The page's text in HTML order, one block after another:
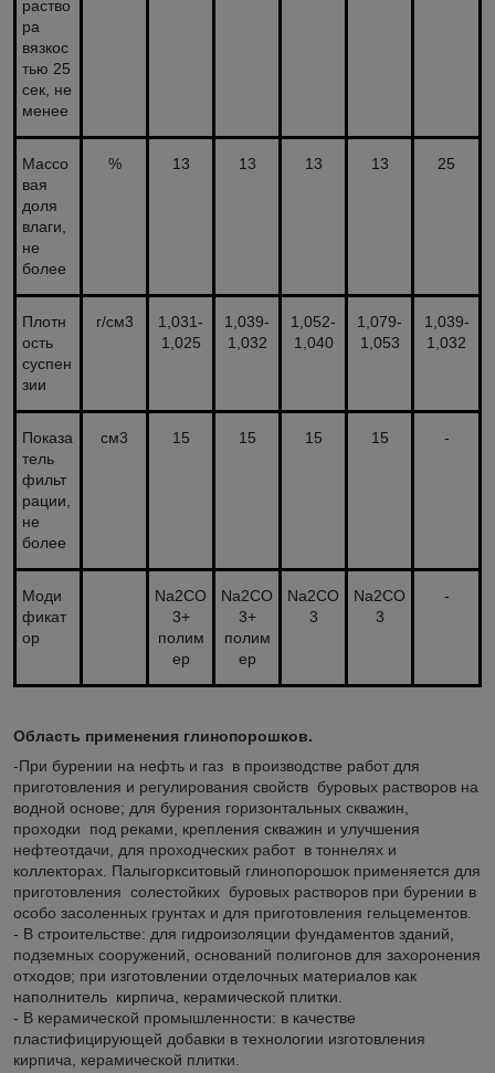
раство
ра
вязкос
тью 25
сек, не
менее
Массо
вая
доля
влаги,
не
более
% 13 13 13 13 25
Плотн
ость
суспен
зии
г/см3
1,031-
1,025
1,039-
1,032
1,052-
1,040
1,079-
1,053
1,039-
1,032
Показа
тель
фильт
рации,
не
более
см3 15 15 15 15 -
Моди
фикат
ор
Na2CO
3+
полим
ер
Na2CO
3+
полим
ер
Na2CO
3
Na2CO
3
-
Область применения глинопорошков.
-При бурении на нефть и газ в производстве работ для
приготовления и регулирования свойств буровых растворов на
водной основе; для бурения горизонтальных скважин,
проходки под реками, крепления скважин и улучшения
нефтеотдачи, для проходческих работ в тоннелях и
коллекторах. Палыгоркситовый глинопорошок применяется для
приготовления солестойких буровых растворов при бурении в
особо засоленных грунтах и для приготовления гельцементов.
- В строительстве: для гидроизоляции фундаментов зданий,
подземных сооружений, оснований полигонов для захоронения
отходов; при изготовлении отделочных материалов как
наполнитель кирпича, керамической плитки.
- В керамической промышленности: в качестве
пластифицирующей добавки в технологии изготовления
кирпича, керамической плитки.